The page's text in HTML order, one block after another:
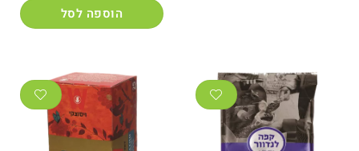
לבחור
את
האפשרויות
בעמוד
המוצר
הוספה לסל